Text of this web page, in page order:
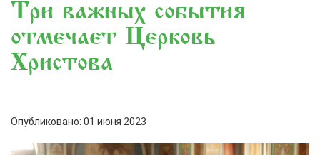
Три важных события
отмечает Церковь
Христова
Опубликовано: 01 июня 2023